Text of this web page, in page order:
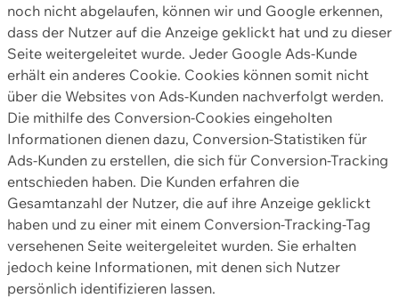
noch nicht abgelaufen, können wir und Google erkennen,
dass der Nutzer auf die Anzeige geklickt hat und zu dieser
Seite weitergeleitet wurde. Jeder Google Ads-Kunde
erhält ein anderes Cookie. Cookies können somit nicht
über die Websites von Ads-Kunden nachverfolgt werden.
Die mithilfe des Conversion-Cookies eingeholten
Informationen dienen dazu, Conversion-Statistiken für
Ads-Kunden zu erstellen, die sich für Conversion-Tracking
entschieden haben. Die Kunden erfahren die
Gesamtanzahl der Nutzer, die auf ihre Anzeige geklickt
haben und zu einer mit einem Conversion-Tracking-Tag
versehenen Seite weitergeleitet wurden. Sie erhalten
jedoch keine Informationen, mit denen sich Nutzer
persönlich identifizieren lassen.